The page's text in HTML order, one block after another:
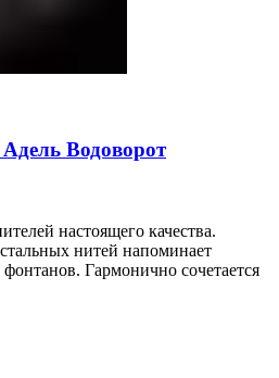
Водоворот
настоящего качества.
нитей напоминает
Гармонично сочетается